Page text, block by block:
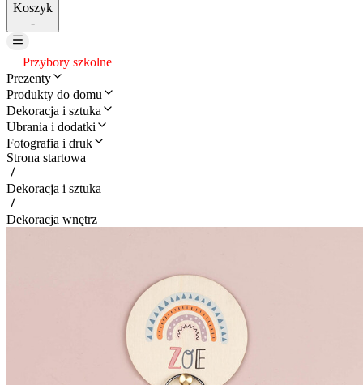
Koszyk
-
Przybory szkolne
Prezenty
Produkty do domu
Dekoracja i sztuka
Ubrania i dodatki
Fotografia i druk
Strona startowa
Dekoracja i sztuka
Dekoracja wnętrz